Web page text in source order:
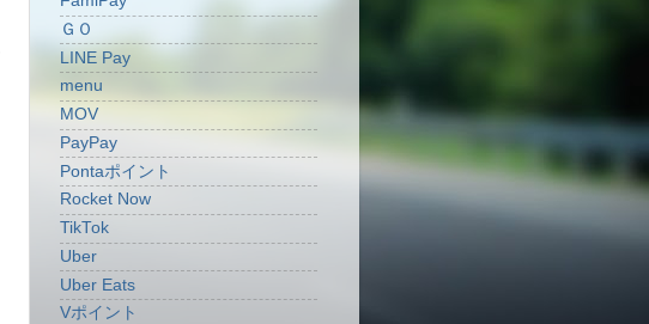
ＧＯ
LINE Pay
menu
MOV
PayPay
Pontaポイント
Rocket Now
TikTok
Uber
Uber Eats
Vポイント